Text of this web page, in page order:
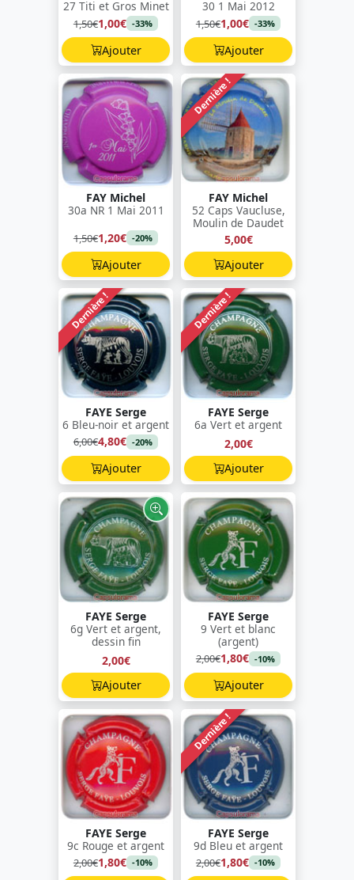
27 Titi et Gros Minet
1,50€1,00€ -33%
Ajouter
30 1 Mai 2012
1,50€1,00€ -33%
Ajouter
FAY Michel
30a NR 1 Mai 2011
1,50€1,20€ -20%
Ajouter
Dernière !
FAY Michel
52 Caps Vaucluse,
Moulin de Daudet
5,00€
Ajouter
Dernière !
FAYE Serge
6 Bleu-noir et argent
6,00€4,80€ -20%
Ajouter
Dernière !
FAYE Serge
6a Vert et argent
2,00€
Ajouter
FAYE Serge
6g Vert et argent,
dessin fin
2,00€
Ajouter
FAYE Serge
9 Vert et blanc
(argent)
2,00€1,80€ -10%
Ajouter
FAYE Serge
9c Rouge et argent
2,00€1,80€ -10%
Dernière !
FAYE Serge
9d Bleu et argent
2,00€1,80€ -10%